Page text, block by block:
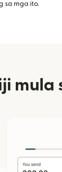
sa mga ito.
mula